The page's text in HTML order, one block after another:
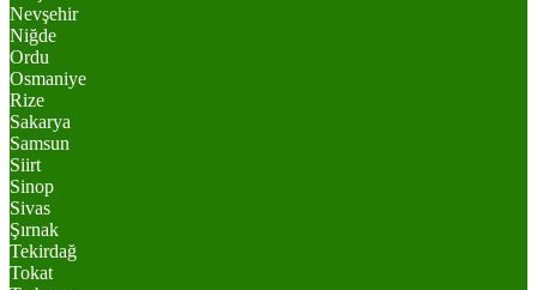
Nevşehir
Niğde
Ordu
Osmaniye
Rize
Sakarya
Samsun
Siirt
Sinop
Sivas
Şırnak
Tekirdağ
Tokat